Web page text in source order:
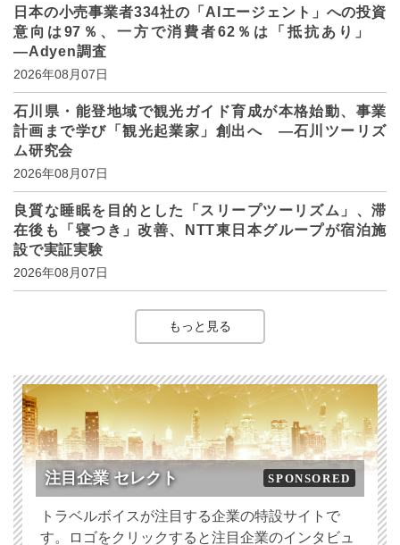
日本の小売事業者334社の「AIエージェント」への投資
意向は97％、一方で消費者62％は「抵抗あり」
―Adyen調査
2026年08月07日
石川県・能登地域で観光ガイド育成が本格始動、事業
計画まで学び「観光起業家」創出へ ―石川ツーリズ
ム研究会
2026年08月07日
良質な睡眠を目的とした「スリープツーリズム」、滞
在後も「寝つき」改善、NTT東日本グループが宿泊施
設で実証実験
2026年08月07日
もっと見る
注目企業 セレクト SPONSORED
トラベルボイスが注目する企業の特設サイトで
す。ロゴをクリックすると注目企業のインタビュ